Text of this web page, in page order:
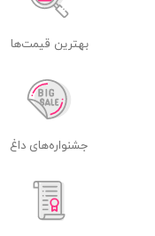
بهترین قیمت‌ها
جشنواره‌های داغ